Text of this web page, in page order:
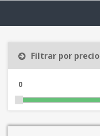
Filtrar por precio
0